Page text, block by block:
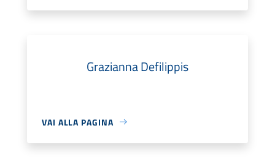
Grazianna Defilippis
VAI ALLA PAGINA